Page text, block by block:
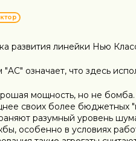
развития линейки Нью
означает, что здесь
мощность, но не
своих более бюджетных
разумный уровень
особенно в условиях